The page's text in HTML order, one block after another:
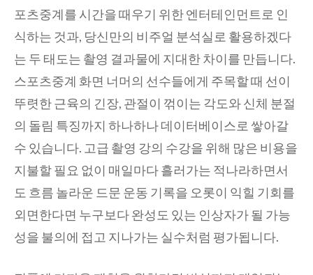
포츠중계를 시간을 때우기 위한 엔터테인먼트로 인
식하는 것과, 당신만의 비주얼 분석실로 활용하겠다
는 두 태도는 촬영 결과물에 지대한 차이를 만듭니다.
스포츠중계 화면 너머의 선수들에게 주목할 때 선이
뚜렷한 근육의 긴장, 관절이 꺾이는 각도와 신체 분절
의 돌림 특징까지 하나하나 데이터베이스로 쌓아갈
수 있습니다. 고급 촬영 강의 수강을 위해 많은 비용을
지불할 필요 없이 매일마다 흘러가는 적나라하면서
도 흐름 놀라운 드문 운동 기록을 오롯이 익힐 기회를
외면한다면 누구보다 완성도 있는 인상자가 될 가능
성을 불의에 접고 지나가는 실수처럼 평가됩니다.